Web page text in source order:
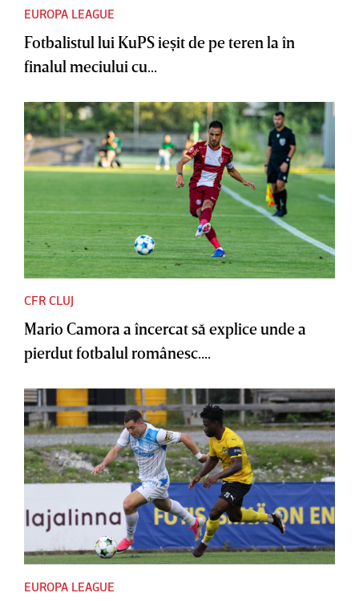
EUROPA LEAGUE
Fotbalistul lui KuPS ieşit de pe teren la în
finalul meciului cu...
CFR CLUJ
Mario Camora a încercat să explice unde a
pierdut fotbalul românesc....
EUROPA LEAGUE